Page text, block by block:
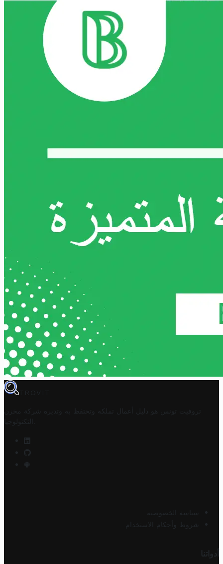
TROVIT
تروفيت تونس هو دليل أعمال تملكه وتحتفظ به وتديره
شركة مخزن
التكنولوجيا
سياسة الخصوصية
شروط وأحكام الاستخدام
أدواتنا